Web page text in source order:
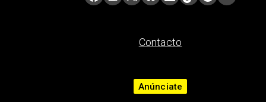
Contacto
Anúnciate